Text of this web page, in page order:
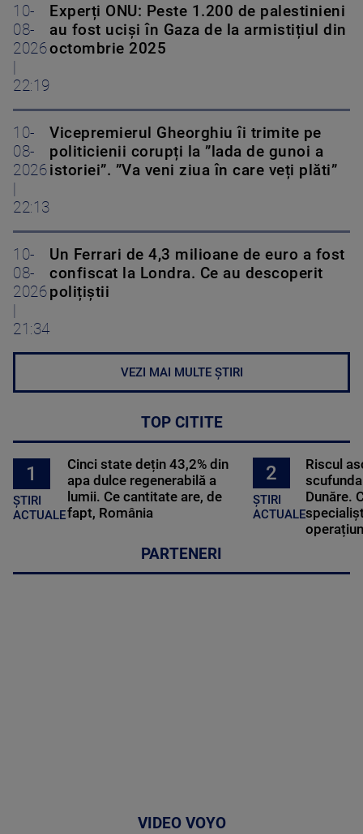
10-
08-
2026
|
22:19
Experți ONU: Peste 1.200 de palestinieni
au fost uciși în Gaza de la armistițiul din
octombrie 2025
10-
08-
2026
|
22:13
Vicepremierul Gheorghiu îi trimite pe
politicienii corupți la ”lada de gunoi a
istoriei”. ”Va veni ziua în care veți plăti”
10-
08-
2026
|
21:34
Un Ferrari de 4,3 milioane de euro a fost
confiscat la Londra. Ce au descoperit
polițiștii
VEZI MAI MULTE ȘTIRI
TOP CITITE
1
ȘTIRI
ACTUALE
Cinci state dețin 43,2% din
apa dulce regenerabilă a
lumii. Ce cantitate are, de
fapt, România
2
ȘTIRI
ACTUALE
Riscul
Dunăre.
PARTENERI
VIDEO VOYO